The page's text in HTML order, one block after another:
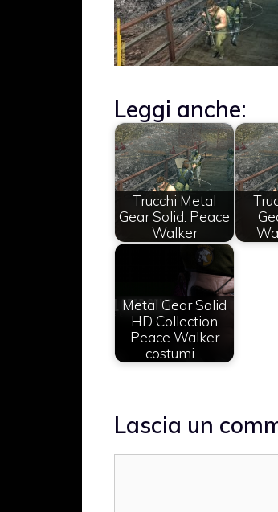
Leggi anche:
Trucchi Metal
Gear Solid: Peace
Walker
Metal Gear Solid
HD Collection
Peace Walker
costumi…
Lascia un